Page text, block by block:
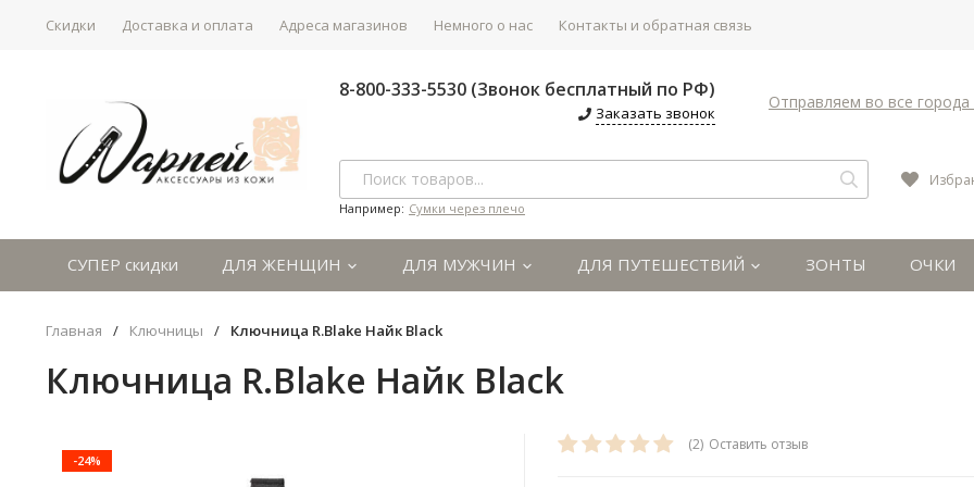
Скидки Доставка и оплата Адреса магазинов Немного о нас Контакты и обратная связь
8-800-333-5530 (Звонок бесплатный по РФ)
Заказать звонок
Отправляем во все города
Например: Сумки через плечо
СУПЕР скидки ДЛЯ ЖЕНЩИН ДЛЯ МУЖЧИН ДЛЯ ПУТЕШЕСТВИЙ ЗОНТЫ ОЧКИ
Главная / Ключницы / Ключница R.Blake Найк Black
Ключница R.Blake Найк Black
-24%
(2) Оставить отзыв